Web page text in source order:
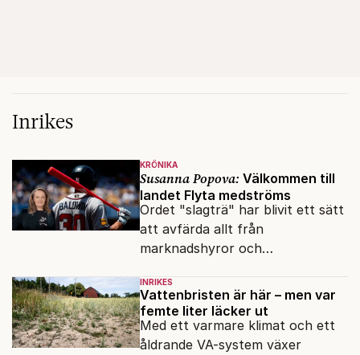
Inrikes
KRÖNIKA
Susanna Popova: Välkommen till
landet Flyta medströms
Ordet "slagträ" har blivit ett sätt
att avfärda allt från
marknadshyror och
om antisemitism.
INRIKES
Vattenbristen är här – men var
femte liter läcker ut
Med ett varmare klimat och ett
åldrande VA-system växer